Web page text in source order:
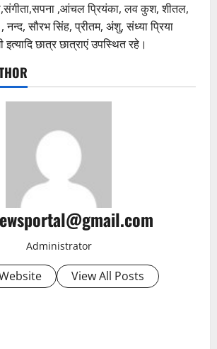
,आंचल प्रियंका, लव कुश, शीतल,
नन्द, सौरभ सिंह, प्रीतम, अंशु, संध्या प्रिया
छात्र छात्राएं उपस्थित रहे।
Administrator
View All Posts